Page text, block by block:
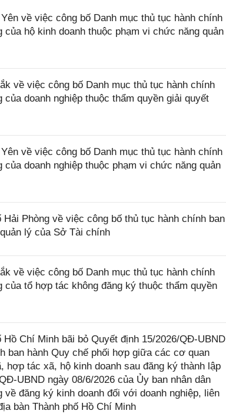
về việc công bố Danh mục thủ tục hành chính
hộ kinh doanh thuộc phạm vi chức năng quản
về việc công bố Danh mục thủ tục hành chính
doanh nghiệp thuộc thẩm quyền giải quyết
về việc công bố Danh mục thủ tục hành chính
doanh nghiệp thuộc phạm vi chức năng quản
Phòng về việc công bố thủ tục hành chính ban
lý của Sở Tài chính
về việc công bố Danh mục thủ tục hành chính
tổ hợp tác không đăng ký thuộc thẩm quyền
Chí Minh bãi bỏ Quyết định 15/2026/QĐ-UBND
ban hành Quy chế phối hợp giữa các cơ quan
tác xã, hộ kinh doanh sau đăng ký thành lập
UBND ngày 08/6/2026 của Ủy ban nhân dân
đăng ký kinh doanh đối với doanh nghiệp, liên
bàn Thành phố Hồ Chí Minh